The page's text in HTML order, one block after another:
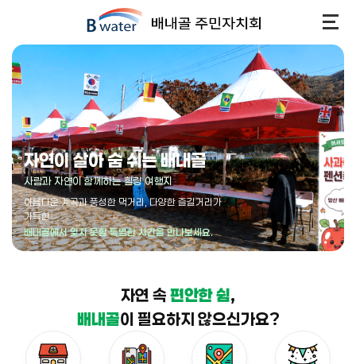
자연이 살아 숨 쉬는 배내골
사람과 자연이 함께하는 힐링 여행지
아름다운 계곡과 풍성한 먹거리, 다양한 즐길거리가
가득한
배내골에서 잊지 못할 특별한 시간을 만나보세요.
자연 속 편안한 쉼,
배내골이 필요하지 않으신가요?